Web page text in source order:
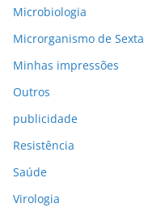
Microbiologia
Microrganismo de Sexta
Minhas impressões
Outros
publicidade
Resistência
Saúde
Virologia